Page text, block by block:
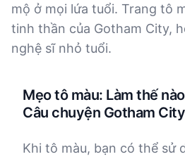
mộ ở mọi lứa tuổi. Trang tô
tinh thần của Gotham City,
nghệ sĩ nhỏ tuổi.
Mẹo tô màu: Làm thế
Câu chuyện Gotham
Khi tô màu, bạn có thể sử